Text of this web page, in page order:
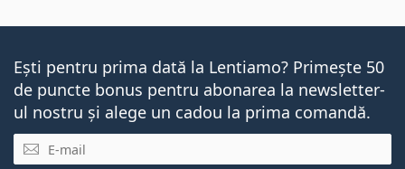
Ești pentru prima dată la Lentiamo? Primește 50
de puncte bonus pentru abonarea la newsletter-
ul nostru și alege un cadou la prima comandă.
E-mail